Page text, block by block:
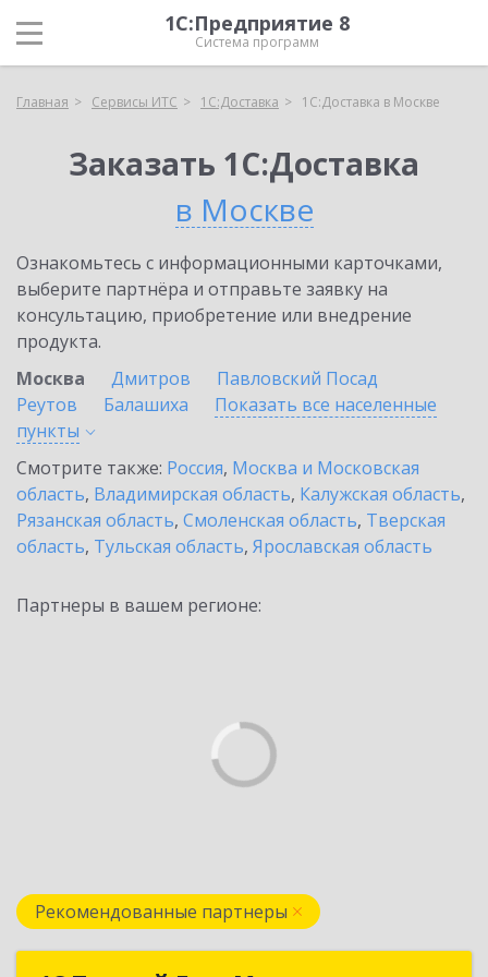
1С:Предприятие 8
Система программ
Главная Сервисы ИТС 1С:Доставка 1С:Доставка в Москве
Заказать 1С:Доставка
в Москве
Ознакомьтесь с информационными карточками,
выберите партнёра и отправьте заявку на
консультацию, приобретение или внедрение
продукта.
Москва
Дмитров
Павловский Посад
Реутов
Балашиха
Показать все населенные
пункты
Смотрите также: Россия, Москва и Московская
область, Владимирская область, Калужская область,
Рязанская область, Смоленская область, Тверская
область, Тульская область, Ярославская область
Партнеры в вашем регионе:
Рекомендованные партнеры